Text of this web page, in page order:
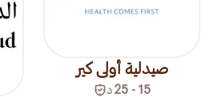
صيدلية أولى كير
15 - 25 د